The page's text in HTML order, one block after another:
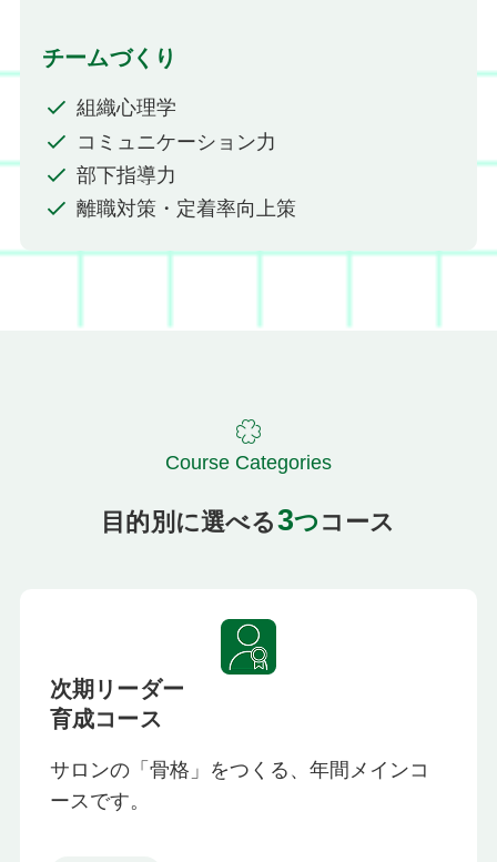
チームづくり
組織心理学
コミュニケーション力
部下指導力
離職対策・定着率向上策
Course Categories
目的別に選べる3つ コース
次期リーダー
育成コース
サロンの「骨格」をつくる、年間メインコ
ースです。